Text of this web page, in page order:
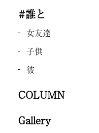
#誰と
女友達
子供
彼
COLUMN
Gallery